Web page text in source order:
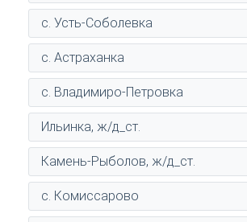
с. Усть-Соболевка
с. Астраханка
с. Владимиро-Петровка
Ильинка, ж/д_ст.
Камень-Рыболов, ж/д_ст.
с. Комиссарово